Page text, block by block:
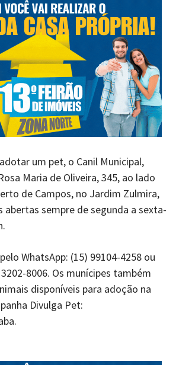
um pet, o Canil Municipal,
Maria de Oliveira, 345, ao lado
de Campos, no Jardim Zulmira,
abertas sempre de segunda a sexta-
WhatsApp: (15) 99104-4258 ou
8006. Os munícipes também
disponíveis para adoção na
Divulga Pet: